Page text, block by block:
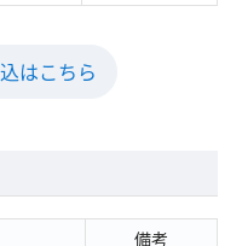
はこちら
備考